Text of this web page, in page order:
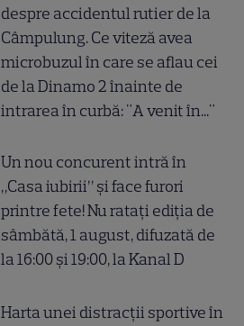
despre accidentul rutier de la
Câmpulung. Ce viteză avea
microbuzul în care se aflau cei
de la Dinamo 2 înainte de
intrarea în curbă: "A venit în..."
Un nou concurent intră în
„Casa iubirii” și face furori
printre fete! Nu ratați ediția de
sâmbătă, 1 august, difuzată de
la 16:00 și 19:00, la Kanal D
Harta unei distracții sportive în